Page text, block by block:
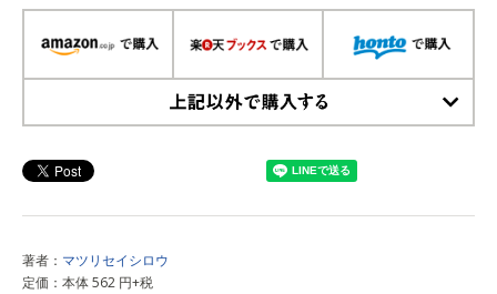
著者： マツリセイシロウ
定価：本体 562 円+税